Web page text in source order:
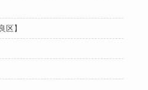
区】